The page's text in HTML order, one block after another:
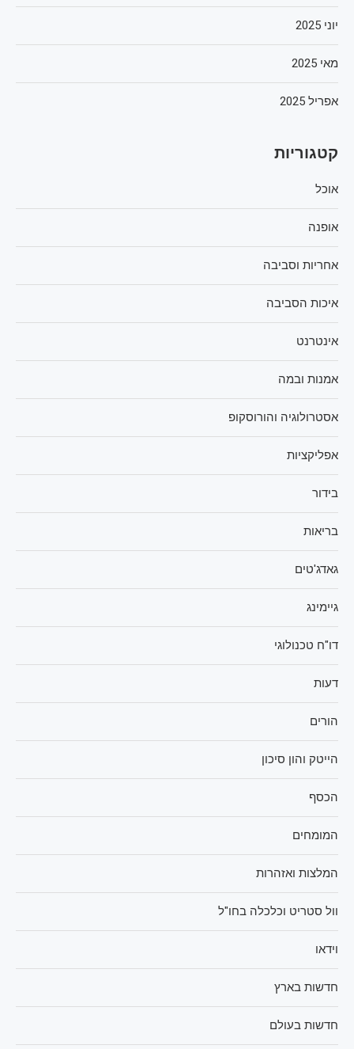
יוני 2025
מאי 2025
אפריל 2025
קטגוריות
אוכל
אופנה
אחריות וסביבה
איכות הסביבה
אינטרנט
אמנות ובמה
אסטרולוגיה והורוסקופ
אפליקציות
בידור
בריאות
גאדג'טים
גיימינג
דו"ח טכנולוגי
דעות
הורים
הייטק והון סיכון
הכסף
המומחים
המלצות ואזהרות
וול סטריט וכלכלה בחו"ל
וידאו
חדשות בארץ
חדשות בעולם